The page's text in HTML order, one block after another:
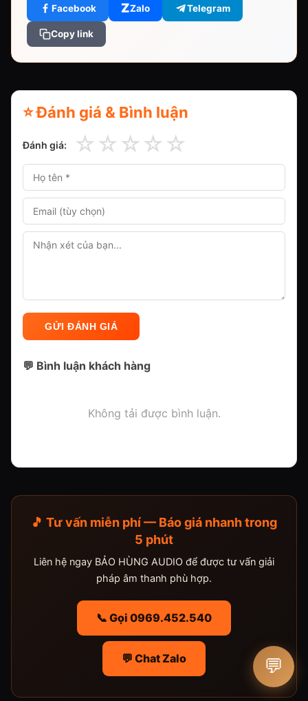
Facebook ZZalo Telegram
Copy link
⭐ Đánh giá & Bình luận
Đánh giá: ☆ ☆ ☆ ☆ ☆
GỬI ĐÁNH GIÁ
💬 Bình luận khách hàng
Không tải được bình luận.
🎵 Tư vấn miễn phí — Báo giá nhanh trong
5 phút
Liên hệ ngay BẢO HÙNG AUDIO để được tư vấn giải
pháp âm thanh phù hợp.
📞 Gọi 0969.452.540
💬 Chat Zalo 💬